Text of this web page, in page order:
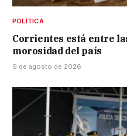
POLÍTICA
Corrientes está entre
morosidad del país
9 de agosto de 2026